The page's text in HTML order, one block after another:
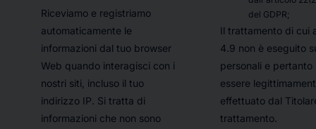
Riceviamo e registriamo
automaticamente le
informazioni dal tuo browser
Web quando interagisci con i
nostri siti, incluso il tuo
indirizzo IP. Si tratta di
informazioni che non sono
del GDPR;
Il trattamento di cui
4.9 non è eseguito
personali e pertanto
essere
effettuato dal
trattamento.